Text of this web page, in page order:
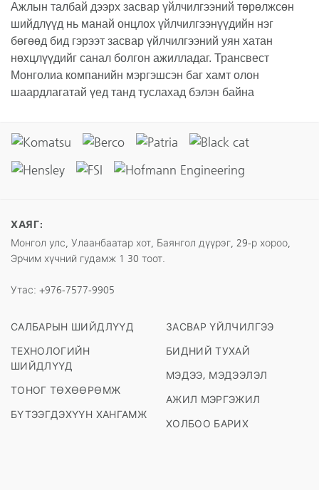
Ажлын талбай дээрх засвар үйлчилгээний төрөлжсөн
шийдлүүд нь манай онцлох үйлчилгээнүүдийн нэг
бөгөөд бид гэрээт засвар үйлчилгээний уян хатан
нөхцлүүдийг санал болгон ажилладаг. Трансвест
Монголиа компанийн мэргэшсэн баг хамт олон
шаардлагатай үед танд туслахад бэлэн байна
ХАЯГ:
Монгол улс, Улаанбаатар хот, Баянгол дүүрэг, 29-р хороо,
Эрчим хүчний гудамж 1 30 тоот.
Утас: +976-7577-9905
САЛБАРЫН ШИЙДЛҮҮД
ТЕХНОЛОГИЙН
ШИЙДЛҮҮД
ТОНОГ ТӨХӨӨРӨМЖ
БҮТЭЭГДЭХҮҮН ХАНГАМЖ
ЗАСВАР ҮЙЛЧИЛГЭЭ
БИДНИЙ ТУХАЙ
МЭДЭЭ, МЭДЭЭЛЭЛ
АЖИЛ МЭРГЭЖИЛ
ХОЛБОО БАРИХ